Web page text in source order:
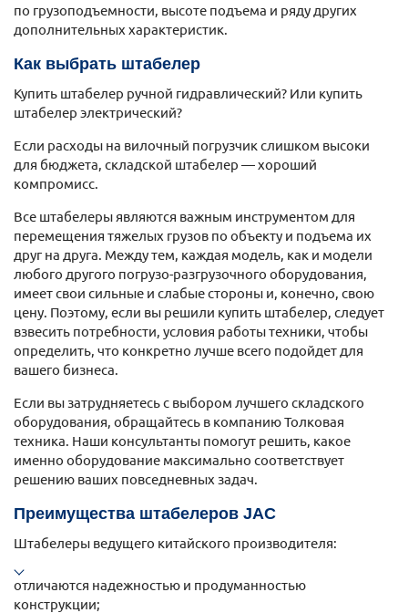
по грузоподъемности, высоте подъема и ряду других
дополнительных характеристик.
Как выбрать штабелер
Купить штабелер ручной гидравлический? Или купить
штабелер электрический?
Если расходы на вилочный погрузчик слишком высоки
для бюджета, складской штабелер — хороший
компромисс.
Все штабелеры являются важным инструментом для
перемещения тяжелых грузов по объекту и подъема их
друг на друга. Между тем, каждая модель, как и модели
любого другого погрузо-разгрузочного оборудования,
имеет свои сильные и слабые стороны и, конечно, свою
цену. Поэтому, если вы решили купить штабелер, следует
взвесить потребности, условия работы техники, чтобы
определить, что конкретно лучше всего подойдет для
вашего бизнеса.
Если вы затрудняетесь с выбором лучшего складского
оборудования, обращайтесь в компанию Толковая
техника. Наши консультанты помогут решить, какое
именно оборудование максимально соответствует
решению ваших повседневных задач.
Преимущества штабелеров JAC
Штабелеры ведущего китайского производителя:
отличаются надежностью и продуманностью
конструкции;